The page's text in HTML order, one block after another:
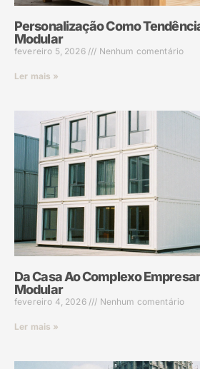
Personalização Como
Modular
fevereiro 5, 2026 Nenhum comentário
Ler mais »
Da Casa Ao Complexo
Modular
fevereiro 4, 2026 Nenhum comentário
Ler mais »